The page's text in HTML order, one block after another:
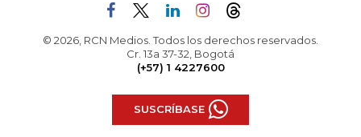
© 2026, RCN Medios. Todos los derechos reservados.
Cr. 13a 37-32, Bogotá
(+57) 1 4227600
SUSCRÍBASE